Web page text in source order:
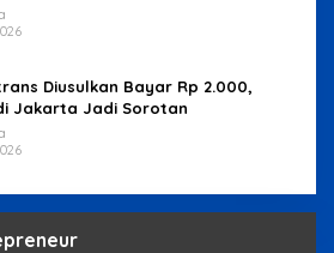
Diusulkan Bayar Rp 2.000,
Jakarta Jadi Sorotan